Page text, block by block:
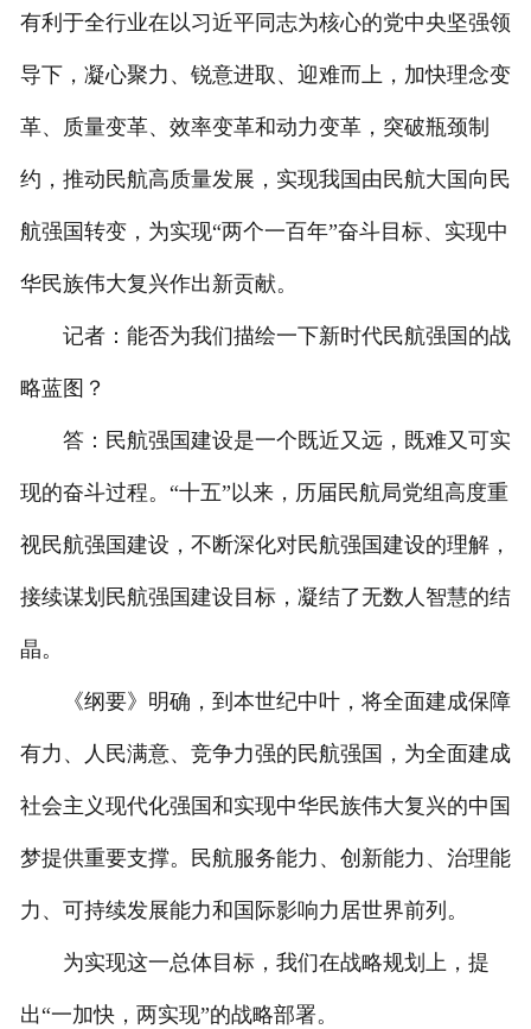
有利于全行业在以习近平同志为核心的党中央坚强领
导下，凝心聚力、锐意进取、迎难而上，加快理念变
革、质量变革、效率变革和动力变革，突破瓶颈制
约，推动民航高质量发展，实现我国由民航大国向民
航强国转变，为实现“两个一百年”奋斗目标、实现中
华民族伟大复兴作出新贡献。
记者：能否为我们描绘一下新时代民航强国的战
略蓝图？
答：民航强国建设是一个既近又远，既难又可实
现的奋斗过程。“十五”以来，历届民航局党组高度重
视民航强国建设，不断深化对民航强国建设的理解，
接续谋划民航强国建设目标，凝结了无数人智慧的结
晶。
《纲要》明确，到本世纪中叶，将全面建成保障
有力、人民满意、竞争力强的民航强国，为全面建成
社会主义现代化强国和实现中华民族伟大复兴的中国
梦提供重要支撑。民航服务能力、创新能力、治理能
力、可持续发展能力和国际影响力居世界前列。
为实现这一总体目标，我们在战略规划上，提
出“一加快，两实现”的战略部署。